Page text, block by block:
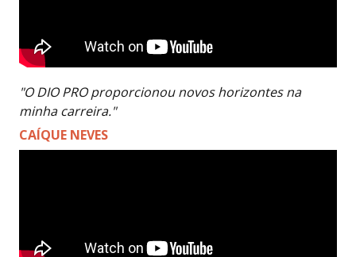
"O DIO PRO proporcionou novos horizontes na
minha carreira."
CAÍQUE NEVES